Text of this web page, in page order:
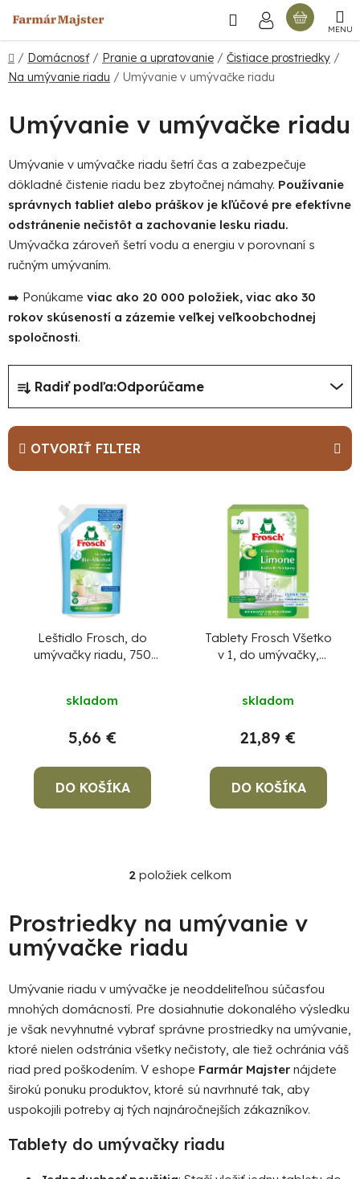
na
obsah
Hľadať
Domov
/ Domácnosť / Pranie a upratovanie / Čistiace prostriedky /
Na umývanie riadu / Umývanie v umývačke riadu
Umývanie v umývačke riadu
Umývanie v umývačke riadu šetrí čas a zabezpečuje
dôkladné čistenie riadu bez zbytočnej námahy. Používanie
správnych tabliet alebo práškov je kľúčové pre efektívne
odstránenie nečistôt a zachovanie lesku riadu.
Umývačka zároveň šetrí vodu a energiu v porovnaní s
ručným umývaním.
➡️ Ponúkame viac ako 20 000 položiek, viac ako 30
rokov skúseností a zázemie veľkej veľkoobchodnej
spoločnosti.
R
a
d
e
n
Radiť podľa:Odporúčame
OTVORIŤ FILTER
Leštidlo Frosch, do
umývačky riadu, 750
skladom
5,66 €
DO KOŠÍKA
Tablety Frosch Všetko
v 1, do umývačky,
skladom
21,89 €
DO KOŠÍKA
O
l
á
d
c
i
e
r
v
k
y
ý
2 položiek celkom
Prostriedky na umývanie v
umývačke riadu
Umývanie riadu v umývačke je neoddeliteľnou súčasťou
mnohých domácností. Pre dosiahnutie dokonalého výsledku
je však nevyhnutné vybrať správne prostriedky na umývanie,
ktoré nielen odstránia všetky nečistoty, ale tiež ochránia váš
riad pred poškodením. V eshope Farmár Majster nájdete
širokú ponuku produktov, ktoré sú navrhnuté tak, aby
uspokojili potreby aj tých najnáročnejších zákazníkov.
Tablety do umývačky riadu